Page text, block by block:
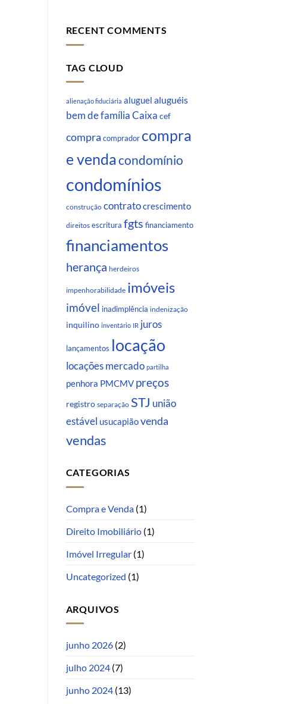
RECENT COMMENTS
TAG CLOUD
alienação fiduciária aluguel aluguéis
bem de família Caixa cef
compra comprador compra
e vendacondomínio
condomínios
construção contratocrescimento
direitos escritura fgts financiamento
financiamentos
herança herdeiros
impenhorabilidade imóveis
imóvel inadimplência indenização
inquilino inventário IR juros
lançamentos locação
locações mercado partilha
penhora PMCMV preços
registro separação STJ união
estável usucapiãovenda
vendas
CATEGORIAS
Compra e Venda(1)
Direito Imobiliário(1)
Imóvel Irregular(1)
Uncategorized (1)
ARQUIVOS
junho 2026(2)
julho 2024(7)
junho 2024(13)